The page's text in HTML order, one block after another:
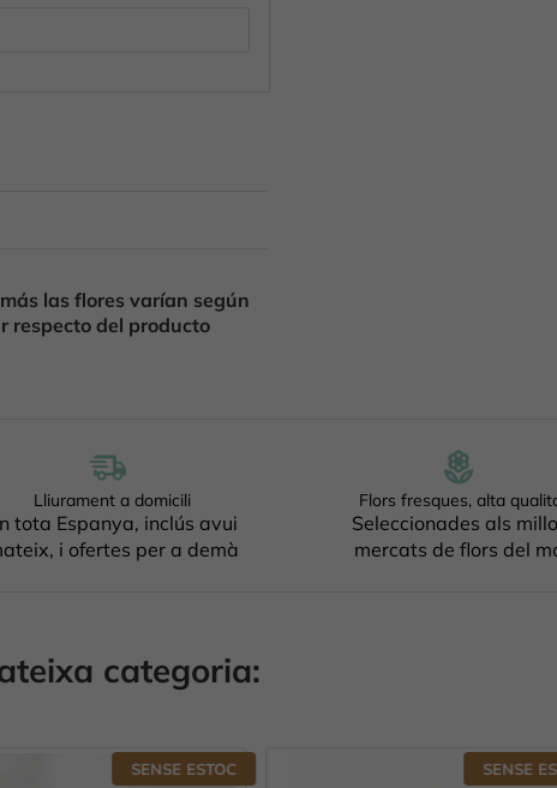
las flores varían según
respecto del producto
Lliurament a domicili
tota Espanya, inclús avui
i ofertes per a demà
Flors fresques, alta
Seleccionades als
mercats de flors del
categoria:
SENSE ESTOC